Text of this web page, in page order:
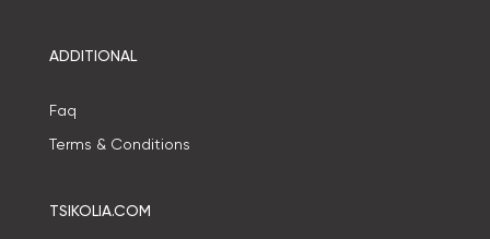
ADDITIONAL
Faq
Terms & Conditions
TSIKOLIA.COM